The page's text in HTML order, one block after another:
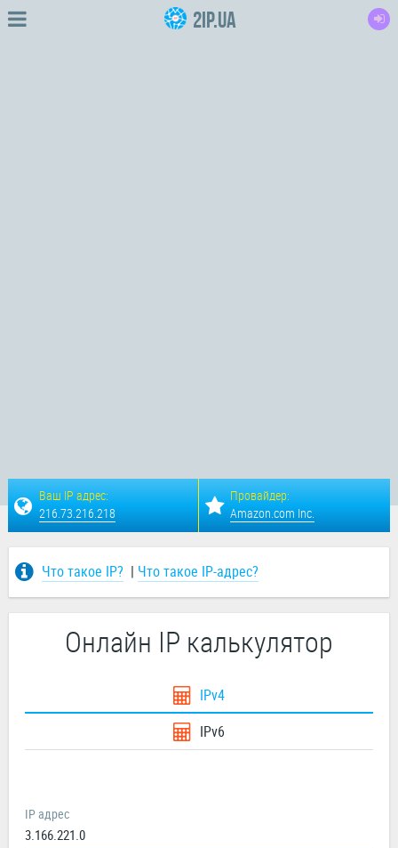
2IP.ua
Ваш IP адрес:
216.73.216.218
Провайдер:
Amazon.com Inc.
Что такое IP? | Что такое IP-адрес?
Онлайн IP калькулятор
IPv4
IPv6
IP адрес